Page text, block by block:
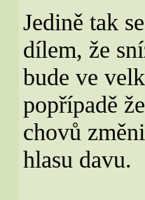
Jedině tak
dílem, že
bude ve
popřípadě
chovů
hlasu davu.